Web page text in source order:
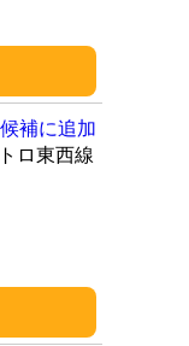
ロ東西線
候補に追加